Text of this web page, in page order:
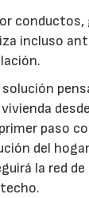
conductos,
incluso
paso
del
la red